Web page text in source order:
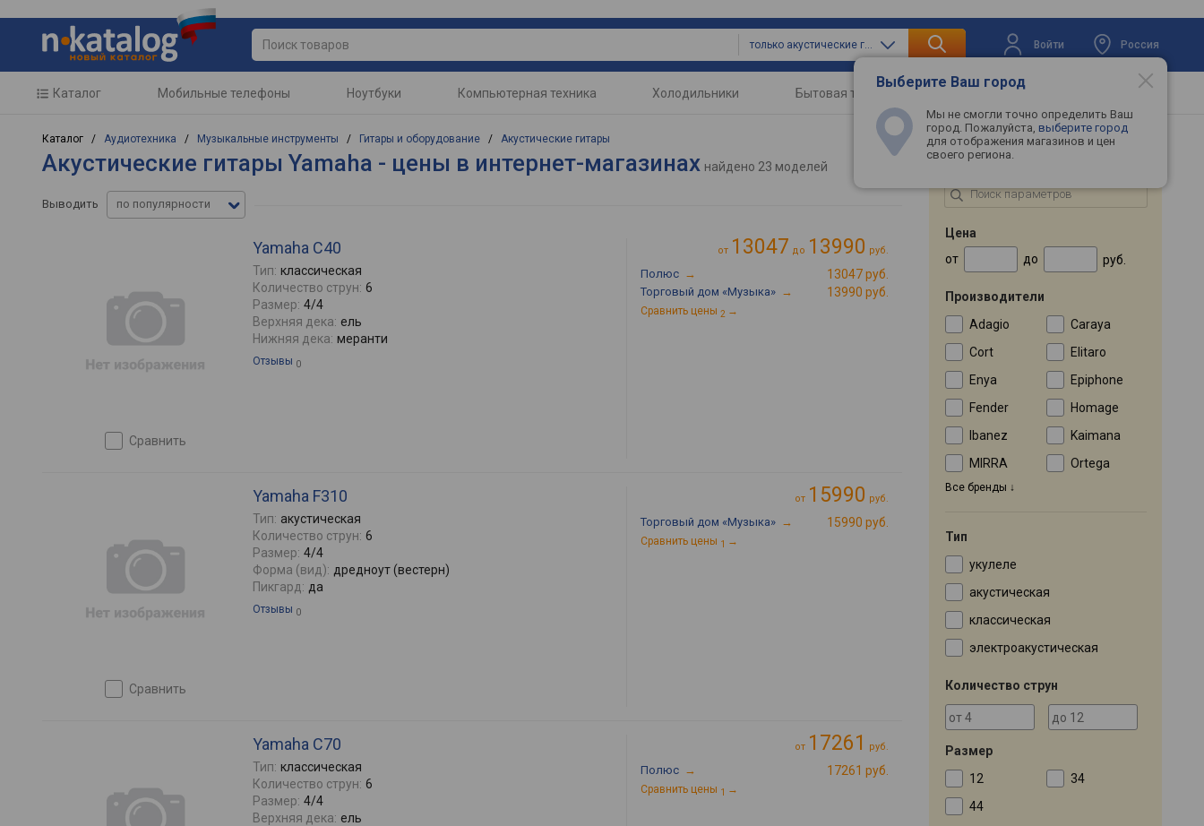
только акустические гитары Войти Россия
Выберите Ваш город
Мы не смогли точно определить Ваш
город. Пожалуйста, выберите город
для отображения магазинов и цен
своего региона.
Каталог Мобильные телефоны Ноутбуки Компьютерная техника Холодильники Бытовая техника Телевизоры
Каталог / Аудиотехника / Музыкальные инструменты / Гитары и оборудование / Акустические гитары
Акустические гитары Yamaha - цены в интернет-магазинах найдено 23 моделей
Выводить по популярности
сравнить
Yamaha C40
Тип: классическая
Количество струн: 6
Размер: 4/4
Верхняя дека: ель
Нижняя дека: меранти
Отзывы 0
от 13047 до 13990 руб.
Полюс → 13047 руб.
Торговый дом «Музыка» → 13990 руб.
Сравнить цены 2 →
сравнить
Yamaha F310
Тип: акустическая
Количество струн: 6
Размер: 4/4
Форма (вид): дредноут (вестерн)
Пикгард: да
Отзывы 0
от 15990 руб.
Торговый дом «Музыка» → 15990 руб.
Сравнить цены 1 →
Yamaha C70
Тип: классическая
Количество струн: 6
Размер: 4/4
Верхняя дека: ель
от 17261 руб.
Полюс → 17261 руб.
Сравнить цены 1 →
ПОДБОР ПО ПАРАМЕТРАМ
Цена
от
до руб.
Производители
Adagio
Caraya
Cort
Elitaro
Enya
Epiphone
Fender
Homage
Ibanez
Kaimana
MIRRA
Ortega
Все бренды
Тип
укулеле
акустическая
классическая
электроакустическая
Количество струн
Размер
12
34
44